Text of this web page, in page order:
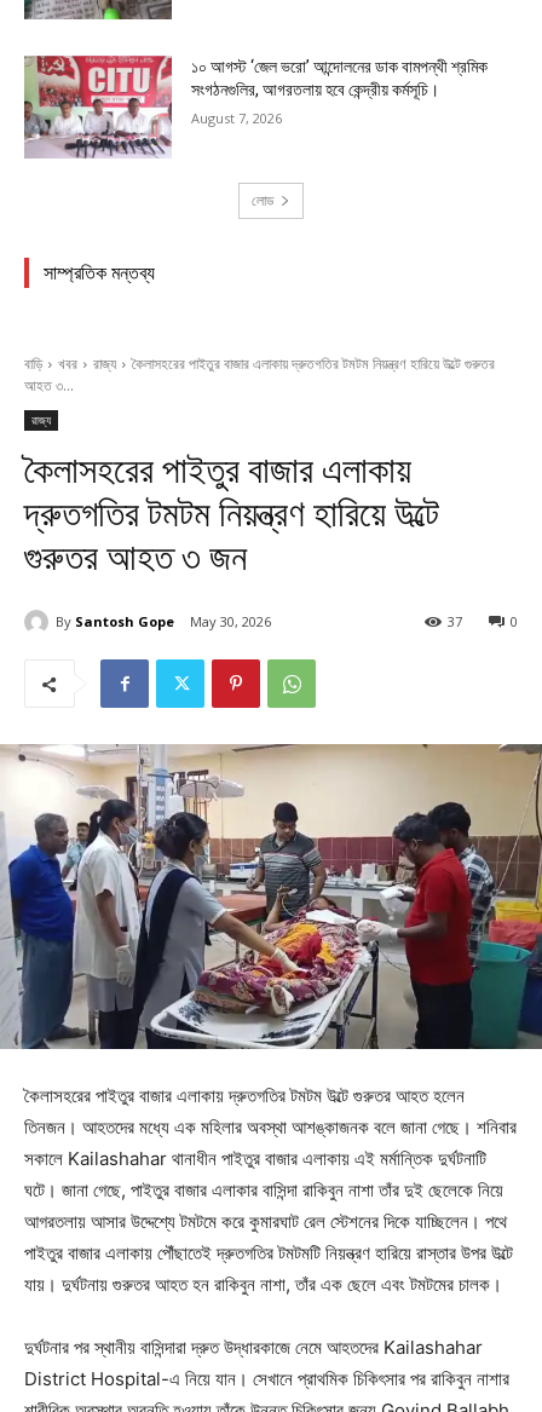
১০ আগস্ট ‘জেল ভরো’ আন্দোলনের ডাক বামপন্থী শ্রমিক
সংগঠনগুলির, আগরতলায় হবে কেন্দ্রীয় কর্মসূচি।
August 7, 2026
লোড
সাম্প্রতিক মন্তব্য